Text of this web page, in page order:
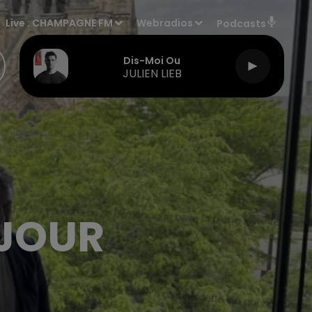
Live :CHAMPAGNE FM Webradios Podcasts
Dis-Moi Ou
JULIEN LIEB